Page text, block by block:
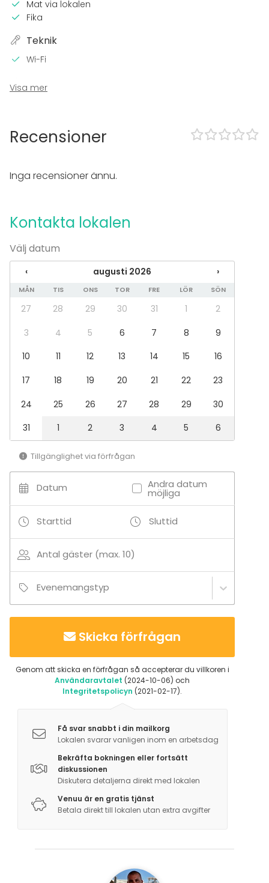
Mat via lokalen
Fika
Teknik
Wi-Fi
I lokalen
Tillgänglighetsanpassad
Övernattningsmöjlighet
Evenemang
Bröllop
Spa / relax / bastu
Möte
Konferens
Föreställning / show
Stuga / boende
Julbord / Julfest
Lokal
Bastu
Chambre séparée
Stuga
Aktiviteter
Paintball / laserspel
Utomhusaktiviteter
Klättring / bouldering
Båtturer / segling
Tilläggsuppgifter om tjänster och faciliteter
Soveltuu myös majoituskäyttöön 2 hengelle,
hääsviitiksikin!
Visa mer
Recensioner
Inga recensioner ännu.
Kontakta lokalen
Välj datum
‹ augusti 2026 ›
MÅN TIS ONS TOR FRE LÖR SÖN
27 28 29 30 31 1
2
3
4 5 6 7 8
9
10
11 12 13 14 15
16
17
18 19 20 21 22
23
24
25 26 27 28 29
30
31
1 2 3 4 5 6
Tillgänglighet via förfrågan
Datum Andra datum
möjliga
Starttid Sluttid
Antal gäster (max. 10)
Evenemangstyp
Skicka förfrågan
Genom att skicka en förfrågan så accepterar du villkoren i
Användaravtalet (2024-10-06) och
Integritetspolicyn (2021-02-17).
Få svar snabbt i din mailkorg
Lokalen svarar vanligen inom en arbetsdag
Bekräfta bokningen eller fortsätt
diskussionen
Diskutera detaljerna direkt med lokalen
Venuu är en gratis tjänst
Betala direkt till lokalen utan extra avgifter